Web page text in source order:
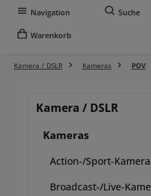
Navigation Suche
Warenkorb
Kamera / DSLR Kameras POV
Kamera / DSLR
Kameras
Action-/Sport-
Broadcast-/Live-